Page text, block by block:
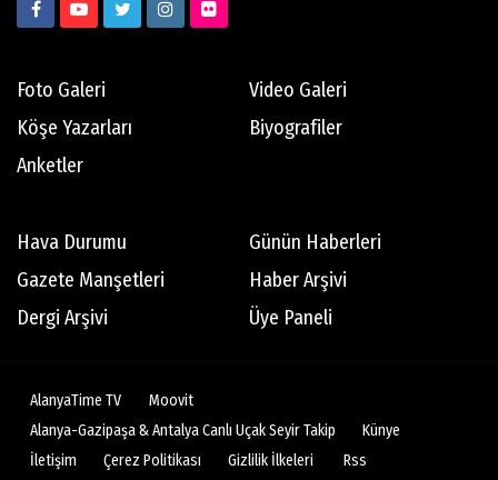
Foto Galeri
Video Galeri
Köşe Yazarları
Biyografiler
Anketler
Hava Durumu
Günün Haberleri
Gazete Manşetleri
Haber Arşivi
Dergi Arşivi
Üye Paneli
AlanyaTime TV
Moovit
Alanya-Gazipaşa & Antalya Canlı Uçak Seyir Takip
Künye
İletişim
Çerez Politikası Gizlilik İlkeleri Rss